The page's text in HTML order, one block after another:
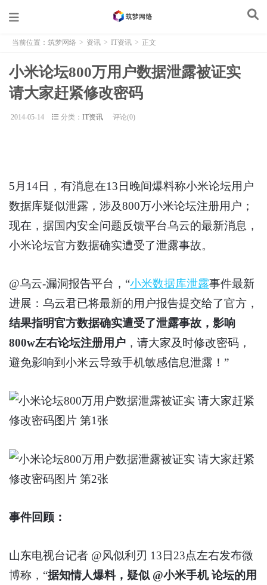
当前位置： 筑梦网络 > 资讯 > IT资讯 > 正文
小米论坛800万用户数据泄露被证实
请大家赶紧修改密码
2014-05-14 分类： IT资讯 评论(0)
5月14日，有消息在13日晚间爆料称小米论坛用户
数据库疑似泄露，涉及800万小米论坛注册用户；
现在，据国内安全问题反馈平台乌云的最新消息，
小米论坛官方数据确实遭受了泄露事故。
@乌云-漏洞报告平台，“小米数据库泄露事件最新
进展：乌云君已将最新的用户报告提交给了官方，
结果指明官方数据确实遭受了泄露事故，影响
800w左右论坛注册用户 ，请大家及时修改密码，
避免影响到小米云导致手机敏感信息泄露！”
事件回顾：
山东电视台记者 @风似利刃 13日23点左右发布微
博称，“据知情人爆料，疑似 @小米手机 论坛的用